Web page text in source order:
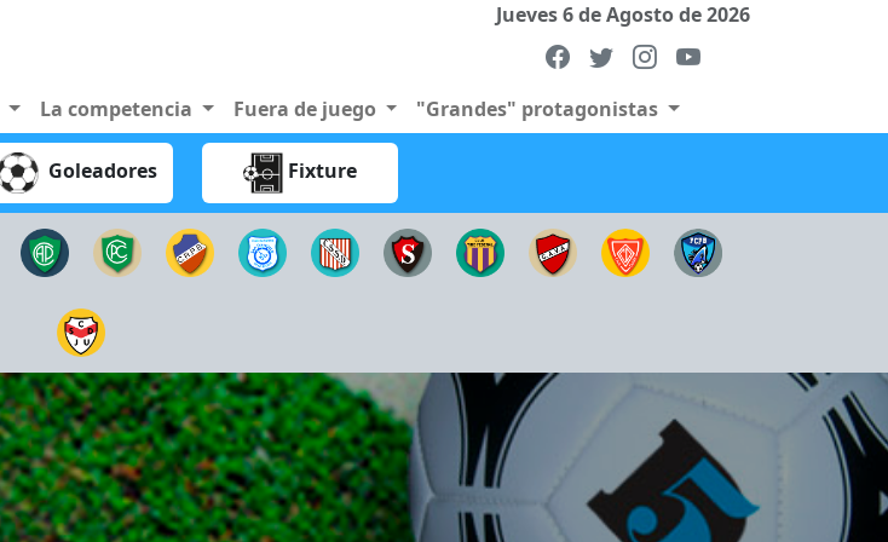
Jueves 6 de Agosto de 2026
La competencia Fuera de juego "Grandes" protagonistas
Goleadores Fixture